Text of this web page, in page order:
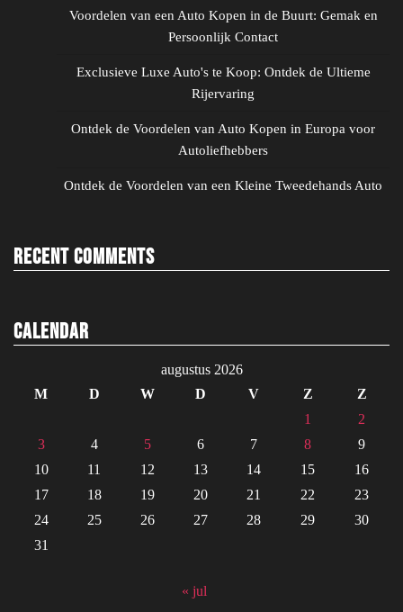
Voordelen van een Auto Kopen in de Buurt: Gemak en
Persoonlijk Contact
Exclusieve Luxe Auto's te Koop: Ontdek de Ultieme
Rijervaring
Ontdek de Voordelen van Auto Kopen in Europa voor
Autoliefhebbers
Ontdek de Voordelen van een Kleine Tweedehands Auto
Recent Comments
Calendar
augustus 2026
M
D W D V Z
Z
1
2
3
4 5 6 7 8
9
10
11 12 13 14 15
16
17
18 19 20 21 22
23
24
25 26 27 28 29
30
31
« jul